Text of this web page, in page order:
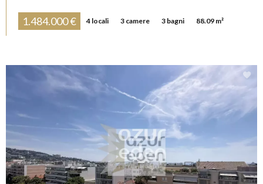
1.484.000 € 4 locali 3 camere 3 bagni 88.09 m²